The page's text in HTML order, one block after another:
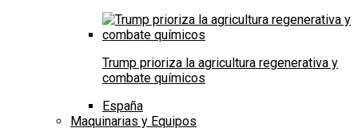
Trump prioriza la agricultura regenerativa y
combate químicos
España
Maquinarias y Equipos